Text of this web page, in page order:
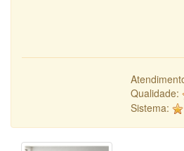
Qualidade:
Sistema: